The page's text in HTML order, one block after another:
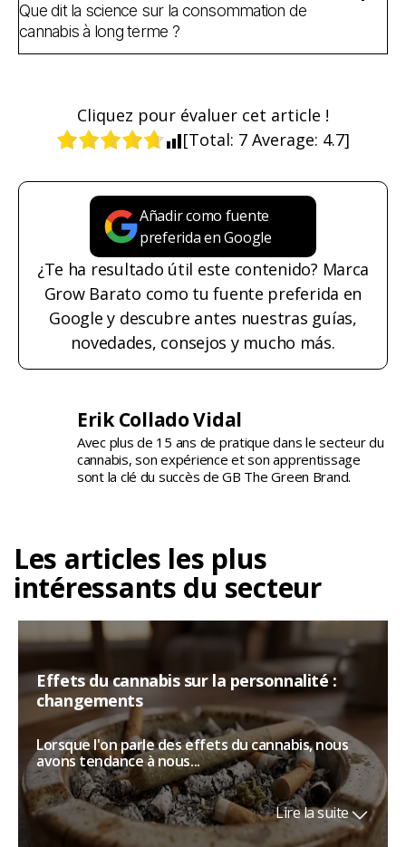
Que dit la science sur la consommation de
cannabis à long terme ?
Cliquez pour évaluer cet article !
[Total: 7 Average: 4.7]
Añadir como fuente
preferida en Google
¿Te ha resultado útil este contenido? Marca
Grow Barato como tu fuente preferida en
Google y descubre antes nuestras guías,
novedades, consejos y mucho más.
Erik Collado Vidal
Avec plus de 15 ans de pratique dans le secteur du
cannabis, son expérience et son apprentissage
sont la clé du succès de GB The Green Brand.
Les articles les plus
intéressants du secteur
Effets du cannabis sur la personnalité :
changements
Lorsque l'on parle des effets du cannabis, nous
avons tendance à nous...
Lire la suite